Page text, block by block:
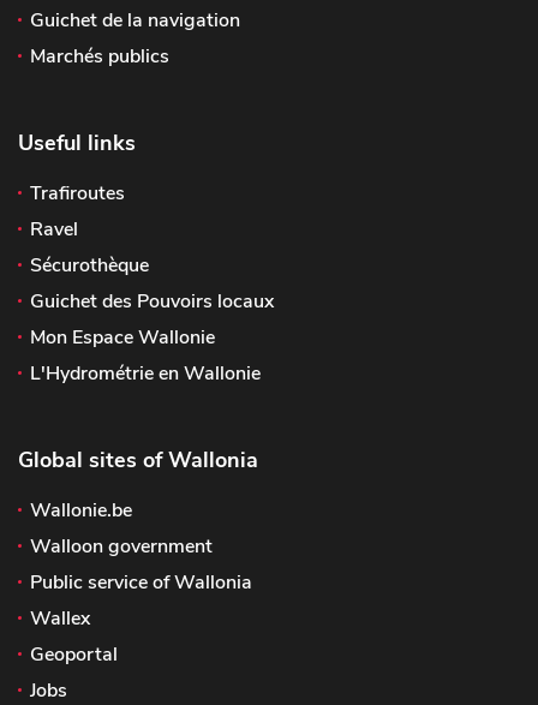
Guichet de la navigation
Marchés publics
Useful links
Trafiroutes
Ravel
Sécurothèque
Guichet des Pouvoirs locaux
Mon Espace Wallonie
L'Hydrométrie en Wallonie
Global sites of Wallonia
Wallonie.be
Walloon government
Public service of Wallonia
Wallex
Geoportal
Jobs